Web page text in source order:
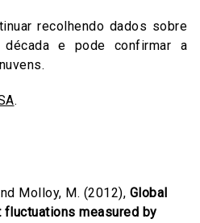
recolhendo dados sobre
e pode confirmar a
.
Molloy, M. (2012), Global
fluctuations measured by